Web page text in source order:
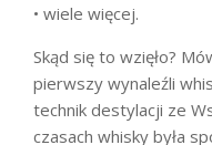
• wiele więcej.
Skąd się to wzięło?
pierwszy wynaleźli
technik destylacji ze
czasach whisky była